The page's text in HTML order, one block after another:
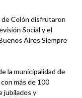
de Colón disfrutaron
Social y el
Aires Siempre
la municipalidad de
más de 100
jubilados y